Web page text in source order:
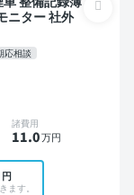
ニター 社外
応相談
諸費用
11.0万円
円
ます。